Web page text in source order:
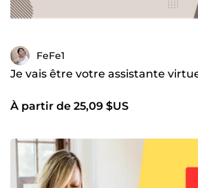
FeFe1
Je vais être votre assistante
À partir de 25,09 $US